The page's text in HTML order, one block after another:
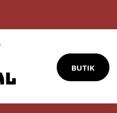
BUTIK